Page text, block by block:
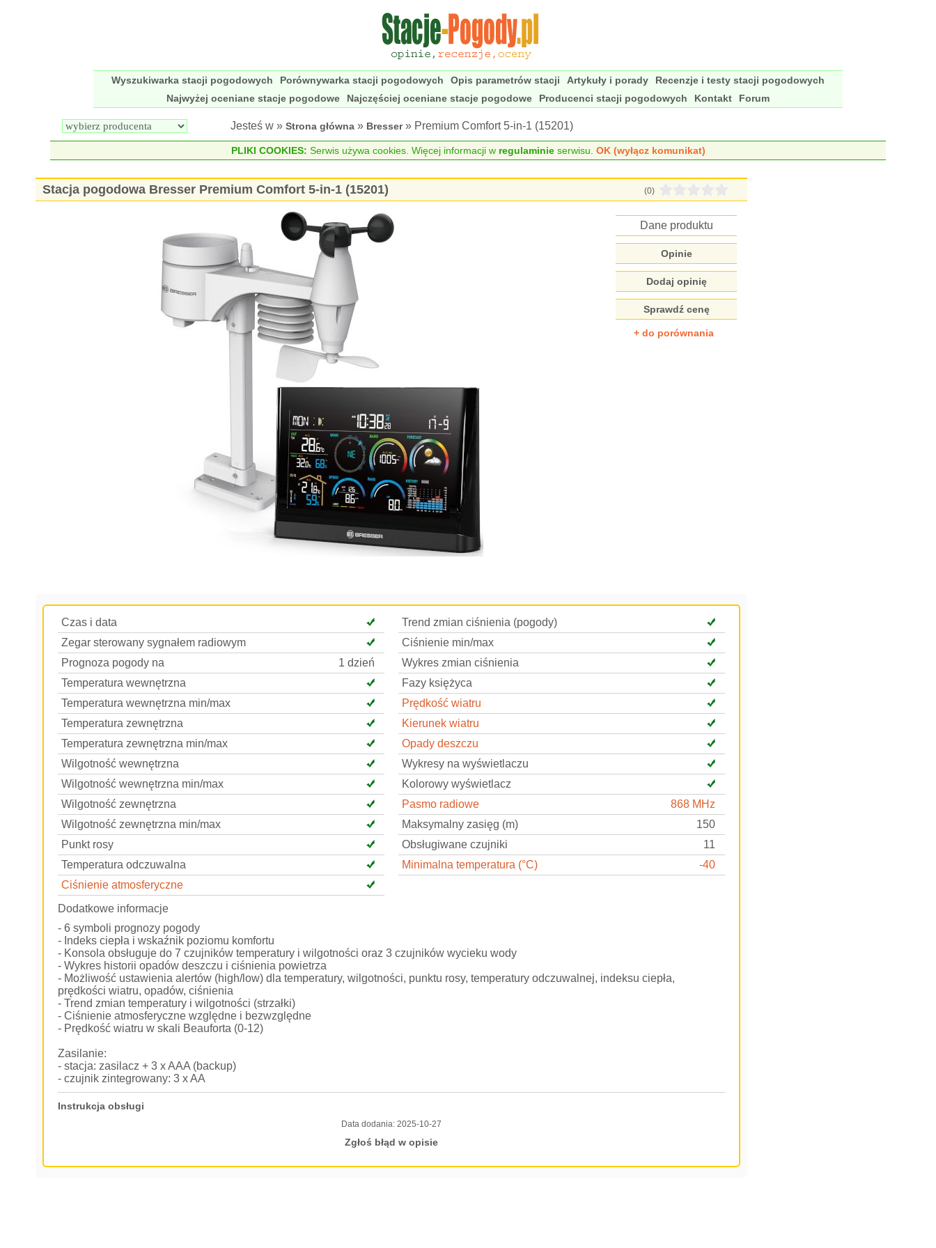
Wyszukiwarka stacji pogodowych Porównywarka stacji pogodowych Opis parametrów stacji Artykuły i porady
Recenzje i testy stacji pogodowych
Najwyżej oceniane stacje pogodowe
Najczęściej oceniane stacje pogodowe Producenci stacji pogodowych Kontakt Forum
Jesteś w » Strona główna » Bresser» Premium Comfort 5-in-1 (15201)
PLIKI COOKIES: Serwis używa cookies. Więcej informacji w regulaminieserwisu. OK (wyłącz komunikat)
Stacja pogodowa Bresser Premium Comfort 5-in-1 (15201) (0)
Dane produktu
Opinie
Dodaj opinię
Sprawdź cenę
+ do porównania
Czas i data
Zegar sterowany sygnałem radiowym
Prognoza pogody na
1 dzień
Temperatura wewnętrzna
Temperatura wewnętrzna min/max
Temperatura zewnętrzna
Temperatura zewnętrzna min/max
Wilgotność wewnętrzna
Wilgotność wewnętrzna min/max
Wilgotność zewnętrzna
Wilgotność zewnętrzna min/max
Punkt rosy
Temperatura odczuwalna
Ciśnienie atmosferyczne
Trend zmian ciśnienia (pogody)
Ciśnienie min/max
Wykres zmian ciśnienia
Fazy księżyca
Prędkość wiatru
Kierunek wiatru
Opady deszczu
Wykresy na wyświetlaczu
Kolorowy wyświetlacz
Pasmo radiowe
868 MHz
Maksymalny zasięg (m)
150
Obsługiwane czujniki
11
Minimalna temperatura (°C)
-40
Dodatkowe informacje
- 6 symboli prognozy pogody
- Indeks ciepła i wskaźnik poziomu komfortu
- Konsola obsługuje do 7 czujników temperatury i wilgotności oraz 3 czujników wycieku wody
- Wykres historii opadów deszczu i ciśnienia powietrza
- Możliwość ustawienia alertów (high/low) dla temperatury, wilgotności, punktu rosy, temperatury odczuwalnej, indeksu ciepła,
prędkości wiatru, opadów, ciśnienia
- Trend zmian temperatury i wilgotności (strzałki)
- Ciśnienie atmosferyczne względne i bezwzględne
- Prędkość wiatru w skali Beauforta (0-12)
Zasilanie:
- stacja: zasilacz + 3 x AAA (backup)
- czujnik zintegrowany: 3 x AA
Instrukcja obsługi
Data dodania: 2025-10-27
Zgłoś błąd w opisie